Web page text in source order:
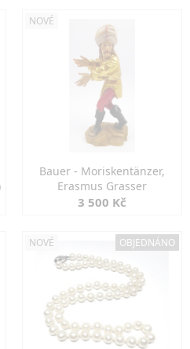
NOVÉ
Bauer - Moriskentänzer,
Erasmus Grasser
3 500 Kč
NOVÉ OBJEDNÁNO